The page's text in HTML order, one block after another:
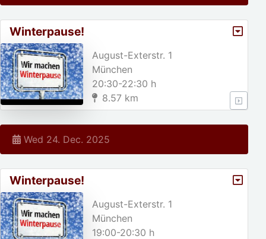
Winterpause!
August-Exterstr. 1
München
20:30-22:30 h
8.57 km
Wed 24. Dec. 2025
Winterpause!
August-Exterstr. 1
München
19:00-20:30 h